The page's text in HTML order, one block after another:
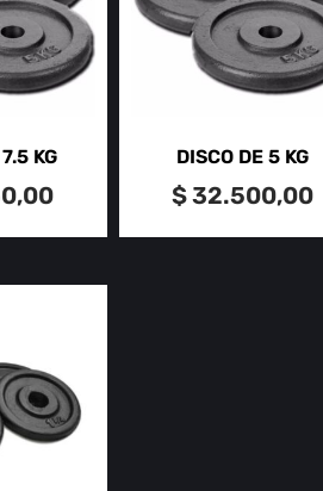
KG DISCO DE 5 KG
$32.500,00